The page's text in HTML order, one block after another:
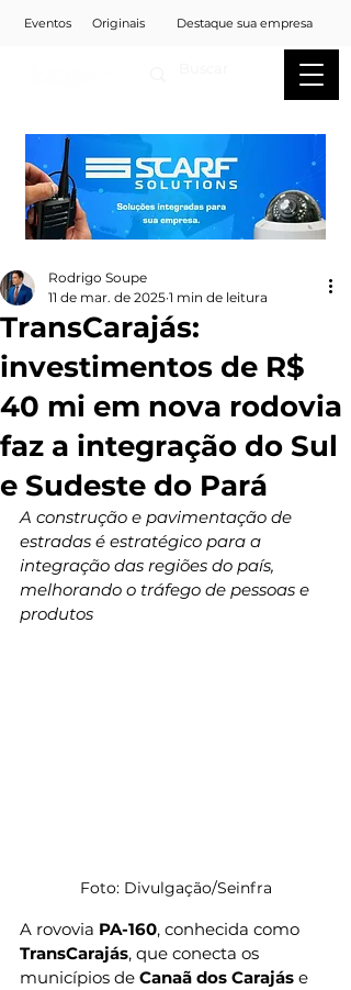
Eventos Originais Destaque sua empresa
TransCarajás:
investimentos de R$
40 mi em nova rodovia
faz a integração do Sul
e Sudeste do Pará
Rodrigo Soupe
11 de mar. de 2025 1 min de leitura
A construção e pavimentação de
estradas é estratégico para a
integração das regiões do país,
melhorando o tráfego de pessoas e
produtos
Foto: Divulgação/Seinfra
A rovovia PA-160, conhecida como
TransCarajás, que conecta os
municípios de Canaã dos Carajás e